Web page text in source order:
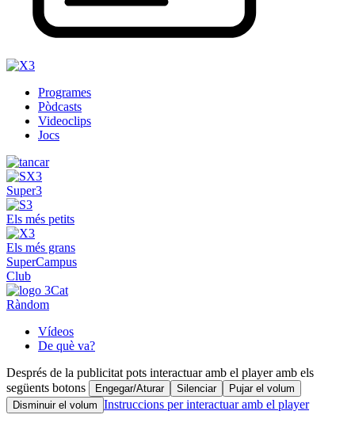
Programes
Pòdcasts
Videoclips
Jocs
Super3
Els més petits
Els més grans
SuperCampus
Club
Ràndom
Vídeos
De què va?
Després de la publicitat pots interactuar amb el player amb els
següents botons
Engegar/Aturar Silenciar
Pujar el volum
Disminuir el volum Instruccions per interactuar amb el player